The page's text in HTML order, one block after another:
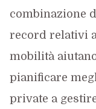
combinazione
record relativi
mobilità
pianificare
private a